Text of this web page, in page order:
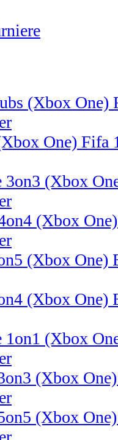
Fifa